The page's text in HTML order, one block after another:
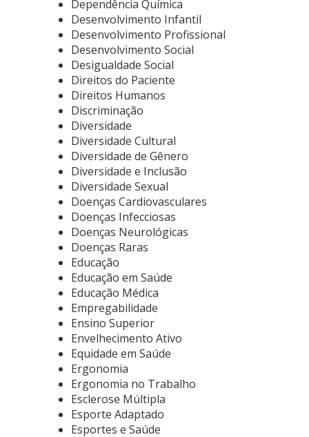
Dependência Química
Desenvolvimento Infantil
Desenvolvimento Profissional
Desenvolvimento Social
Desigualdade Social
Direitos do Paciente
Direitos Humanos
Discriminação
Diversidade
Diversidade Cultural
Diversidade de Gênero
Diversidade e Inclusão
Diversidade Sexual
Doenças Cardiovasculares
Doenças Infecciosas
Doenças Neurológicas
Doenças Raras
Educação
Educação em Saúde
Educação Médica
Empregabilidade
Ensino Superior
Envelhecimento Ativo
Equidade em Saúde
Ergonomia
Ergonomia no Trabalho
Esclerose Múltipla
Esporte Adaptado
Esportes e Saúde